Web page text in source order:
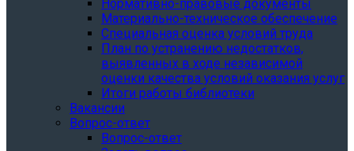
Нормативно-правовые документы
Материально-техническое обеспечение
Специальная оценка условий труда
План по устранению недостатков,
выявленных в ходе независимой
оценки качества условий оказания услуг
Итоги работы библиотеки
Вакансии
Вопрос-ответ
Вопрос-ответ